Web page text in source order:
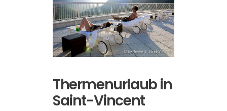
Thermenurlaub in
Saint-Vincent